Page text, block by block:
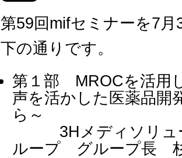
第59回mifセミナーを7
下の通りです。
第１部 MROCを活用
声を活かした医薬品開
ら～
3Hメディソリュー
ループ グループ長